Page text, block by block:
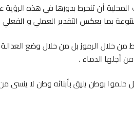
أن تنخرط بدورها في هذه
بما يعكس التقدير العملي و الفعلي
خلال الرموز بل من خلال وضع العدالة
أجلها الدماء .
حلموا بوطن يليق بأبنائه وطن لا ينسى